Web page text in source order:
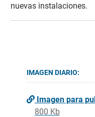
nuevas instalaciones.
IMAGEN DIARIO:
Imagen para
800 Kb